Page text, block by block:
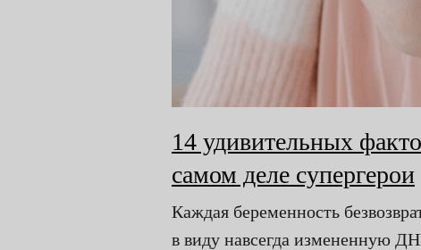
14 удивительных
самом деле супергерои
Каждая беременность
в виду навсегда измененную